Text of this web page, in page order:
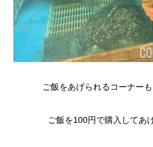
ご飯をあげられるコーナー
ご飯を100円で購入してあ